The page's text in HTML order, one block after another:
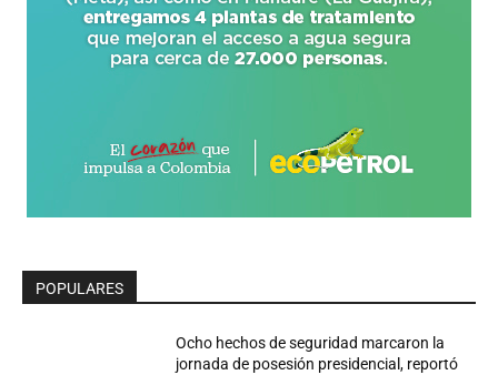
POPULARES
Ocho hechos de seguridad marcaron la
jornada de posesión presidencial, reportó